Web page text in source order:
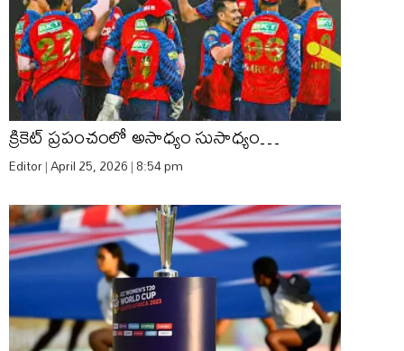
క్రికెట్ ప్రపంచంలో అసాధ్యం సుసాధ్యం…
Editor April 25, 2026 8:54 pm